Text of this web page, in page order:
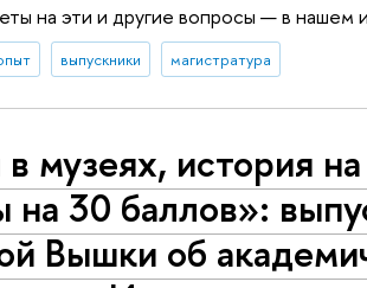
на эти и другие вопросы — в нашем
выпускники магистратура
музеях, история
на 30 баллов»:
Вышки об